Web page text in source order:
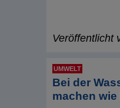
Veröffentlicht
UMWELT
Bei der
machen